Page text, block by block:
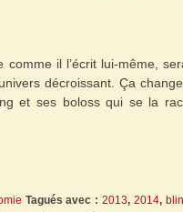
comme il l’écrit lui-même,
décroissant. Ça
et ses boloss qui se la
Tagués avec : 2013, 2014,